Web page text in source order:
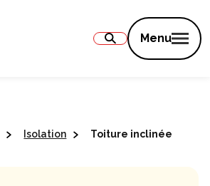
Menu
Isolation Toiture inclinée